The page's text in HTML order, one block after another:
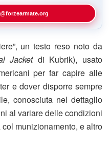
un testo reso noto da
Jacketdi Kubrik), usato
per far capire alle
e dover disporre sempre
conosciuta nel dettaglio
al variare delle condizioni
munizionamento, e altro